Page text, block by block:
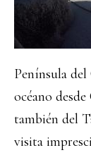
Península
océano
también del
visita